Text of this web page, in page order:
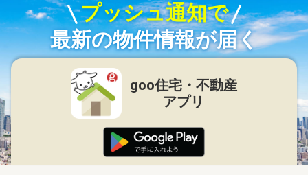
プッシュ通知で
最新の物件情報が届く
goo住宅・不動産
アプリ